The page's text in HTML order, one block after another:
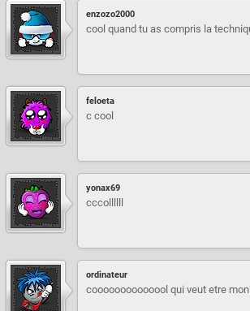
enzozo2000
cool quand tu as compris la
feloeta
c cool
yonax69
cccollllll
ordinateur
coooooooooooool qui veut etre